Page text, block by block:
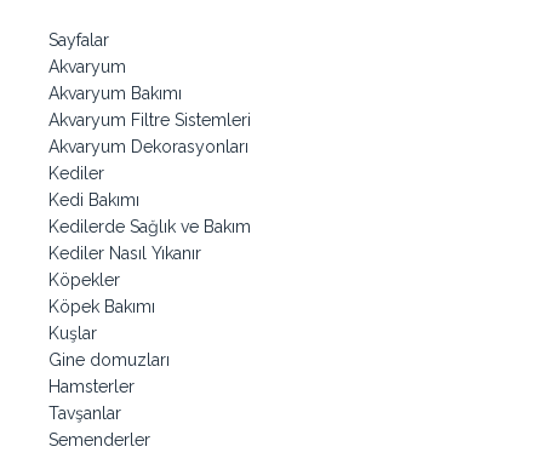
Sayfalar
Akvaryum
Akvaryum Bakımı
Akvaryum Filtre Sistemleri
Akvaryum Dekorasyonları
Kediler
Kedi Bakımı
Kedilerde Sağlık ve Bakım
Kediler Nasıl Yıkanır
Köpekler
Köpek Bakımı
Kuşlar
Gine domuzları
Hamsterler
Tavşanlar
Semenderler